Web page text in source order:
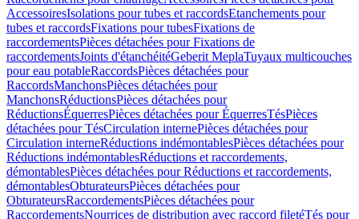
AccessoiresIsolations pour tubes et raccordsEtanchements pour
tubes et raccordsFixations pour tubesFixations de
raccordementsPièces détachées pour Fixations de
raccordementsJoints d'étanchéitéGeberit MeplaTuyaux multicouches
pour eau potableRaccordsPièces détachées pour
RaccordsManchonsPièces détachées pour
ManchonsRéductionsPièces détachées pour
RéductionsÉquerresPièces détachées pour ÉquerresTésPièces
détachées pour TésCirculation internePièces détachées pour
Circulation interneRéductions indémontablesPièces détachées pour
Réductions indémontablesRéductions et raccordements,
démontablesPièces détachées pour Réductions et raccordements,
démontablesObturateursPièces détachées pour
ObturateursRaccordementsPièces détachées pour
RaccordementsNourrices de distribution avec raccord filetéTés pour